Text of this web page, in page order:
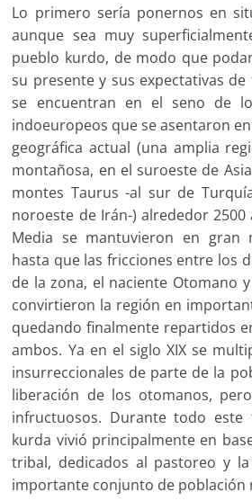
Lo primero sería ponernos en
aunque sea muy
pueblo kurdo, de modo que
su presente y sus expectativas
se encuentran en el seno de
indoeuropeos que se asentaron
geográfica actual (una amplia
montañosa, en el suroeste de
montes Taurus -al sur de
noroeste de Irán-) alrededor 2500
Media se mantuvieron en gran
hasta que las fricciones entre los
de la zona, el naciente Otomano
convirtieron la región en
quedando finalmente repartidos
ambos. Ya en el siglo XIX se
insurreccionales de parte de la
liberación de los otomanos,
infructuosos. Durante todo este
kurda vivió principalmente en
tribal, dedicados al pastoreo y
importante conjunto de población